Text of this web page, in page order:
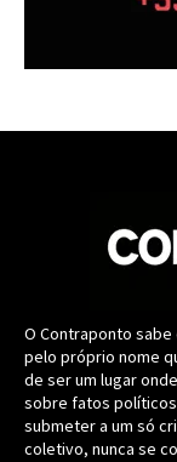
O Contraponto
pelo próprio nome
de ser um lugar
sobre fatos
submeter a um só
coletivo, nunca se